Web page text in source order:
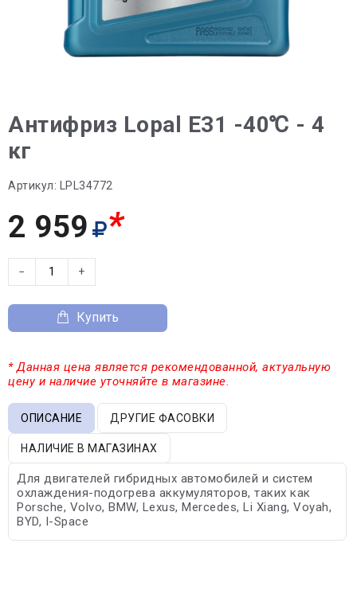
Антифриз Lopal E31 -40℃ - 4
кг
Артикул: LPL34772
2 959 *
− +
Купить
* Данная цена является рекомендованной, актуальную
цену и наличие уточняйте в магазине.
ОПИСАНИЕ ДРУГИЕ ФАСОВКИ
НАЛИЧИЕ В МАГАЗИНАХ
Для двигателей гибридных автомобилей и систем
охлаждения-подогрева аккумуляторов, таких как
Porsche, Volvo, BMW, Lexus, Mercedes, Li Xiang, Voyah,
BYD, I-Space